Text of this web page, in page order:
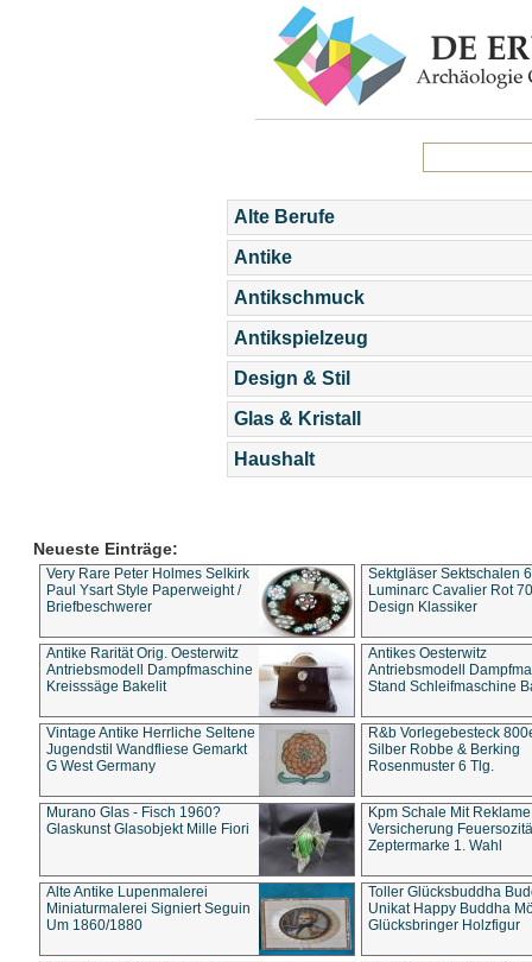
Alte Berufe
Antike
Antikschmuck
Antikspielzeug
Design & Stil
Glas & Kristall
Haushalt
Neueste Einträge:
Very Rare Peter Holmes Selkirk
Paul Ysart Style Paperweight /
Briefbeschwerer
Sektgläser Sektschalen
Luminarc Cavalier Rot
Design Klassiker
Antike Rarität Orig. Oesterwitz
Antriebsmodell Dampfmaschine
Kreisssäge Bakelit
Antikes Oesterwitz
Antriebsmodell
Stand Schleifmaschine
Vintage Antike Herrliche Seltene
Jugendstil Wandfliese Gemarkt
G West Germany
R&b Vorlegebesteck
Silber Robbe & Berking
Rosenmuster 6 Tlg.
Murano Glas - Fisch 1960?
Glaskunst Glasobjekt Mille Fiori
Kpm Schale Mit Reklame
Versicherung
Zeptermarke 1. Wahl
Alte Antike Lupenmalerei
Miniaturmalerei Signiert Seguin
Um 1860/1880
Toller Glücksbuddha
Unikat Happy Buddha
Glücksbringer Holzfigur